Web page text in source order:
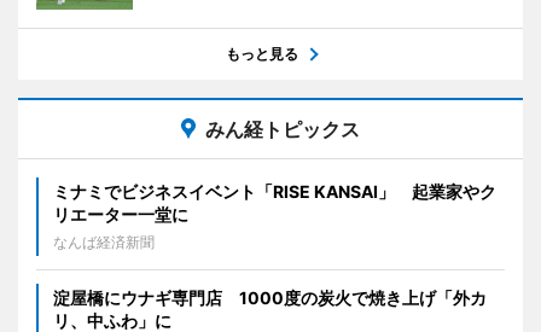
もっと見る
みん経トピックス
ミナミでビジネスイベント「RISE KANSAI」 起業家やク
リエーター一堂に
なんば経済新聞
淀屋橋にウナギ専門店 1000度の炭火で焼き上げ「外カ
リ、中ふわ」に